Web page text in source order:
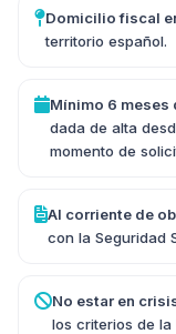
Domicilio fiscal
territorio español.
Mínimo 6 meses
dada de alta
momento de
Al corriente de
con la Seguridad
No estar en
los criterios de la